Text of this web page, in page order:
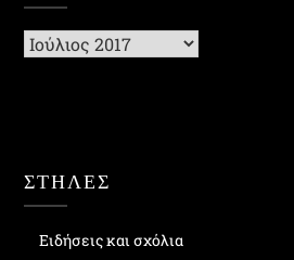
Ιστορικό
ΣΤΗΛΕΣ
Ειδήσεις και σχόλια